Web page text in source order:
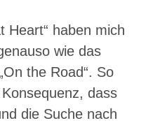
Heart“ haben mich
wie das
the Road“. So
dass
die Suche nach